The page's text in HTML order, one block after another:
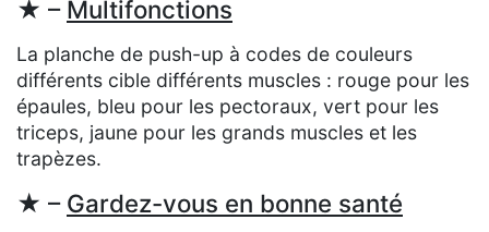
★ – Multifonctions
La planche de push-up à codes de couleurs
différents cible différents muscles : rouge pour les
épaules, bleu pour les pectoraux, vert pour les
triceps, jaune pour les grands muscles et les
trapèzes.
★ – Gardez-vous en bonne santé